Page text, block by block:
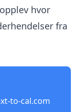
hvor
fra
to-cal.com